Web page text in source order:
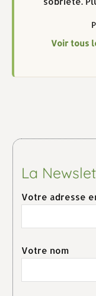
Voir tous
La
Votre adresse
Votre nom